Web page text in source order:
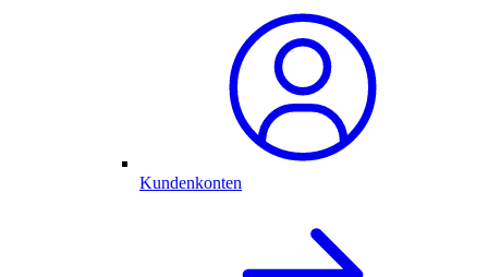
Kundenkonten